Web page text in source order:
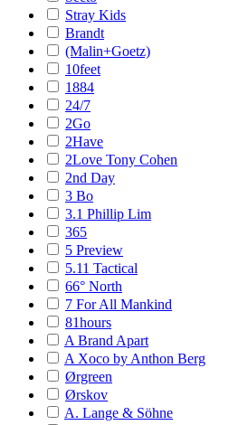
Stray Kids
Brandt
(Malin+Goetz)
10feet
1884
24/7
2Go
2Have
2Love Tony Cohen
2nd Day
3 Bo
3.1 Phillip Lim
365
5 Preview
5.11 Tactical
66° North
7 For All Mankind
81hours
A Brand Apart
A Xoco by Anthon Berg
Ørgreen
Ørskov
A. Lange & Söhne